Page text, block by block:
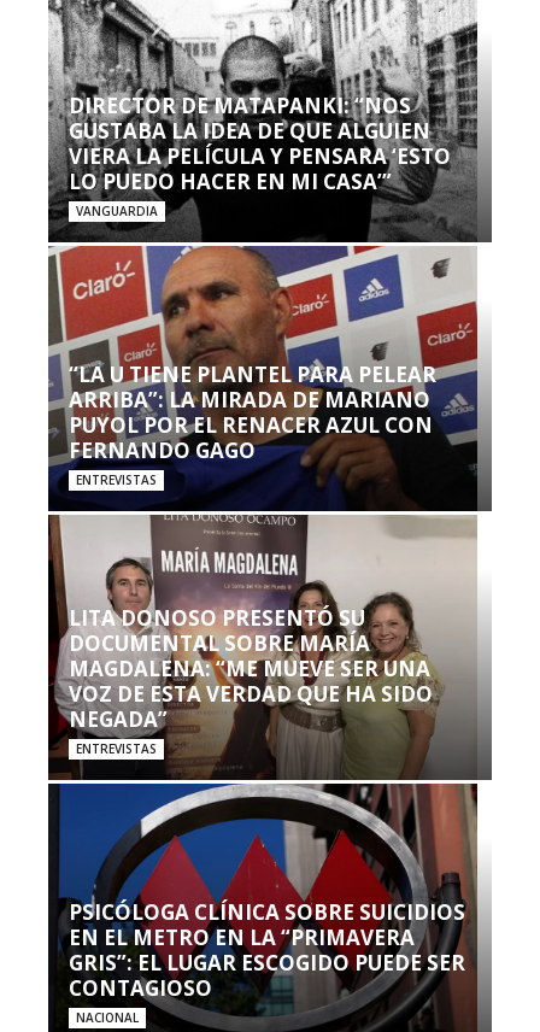
DIRECTOR DE MATAPANKI: “NOS
GUSTABA LA IDEA DE QUE ALGUIEN
VIERA LA PELÍCULA Y PENSARA ‘ESTO
LO PUEDO HACER EN MI CASA’”
VANGUARDIA
“LA U TIENE PLANTEL PARA PELEAR
ARRIBA”: LA MIRADA DE MARIANO
PUYOL POR EL RENACER AZUL CON
FERNANDO GAGO
ENTREVISTAS
LITA DONOSO PRESENTÓ SU
DOCUMENTAL SOBRE MARÍA
MAGDALENA: “ME MUEVE SER UNA
VOZ DE ESTA VERDAD QUE HA SIDO
NEGADA”
ENTREVISTAS
PSICÓLOGA CLÍNICA SOBRE SUICIDIOS
EN EL METRO EN LA “PRIMAVERA
GRIS”: EL LUGAR ESCOGIDO PUEDE SER
CONTAGIOSO
NACIONAL